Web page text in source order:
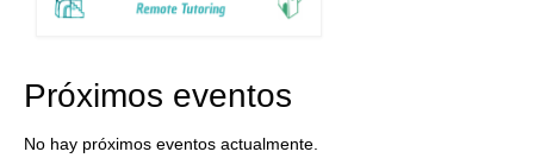
Próximos eventos
No hay próximos eventos actualmente.